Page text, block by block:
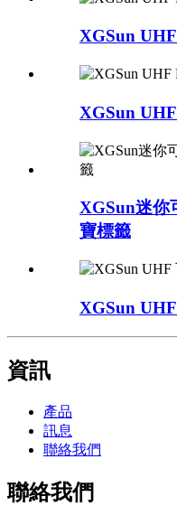
XGSun
XGSun
XGSun迷你
寶標籤
XGSun
資訊
產品
訊息
聯絡我們
聯絡我們